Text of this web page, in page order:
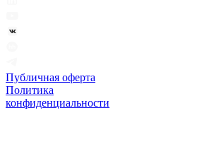
Публичная оферта
Политика
конфиденциальности